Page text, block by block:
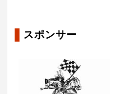
スポンサー